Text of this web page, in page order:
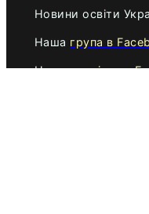
Новини освіти
Наша група в
Нашасторінка в